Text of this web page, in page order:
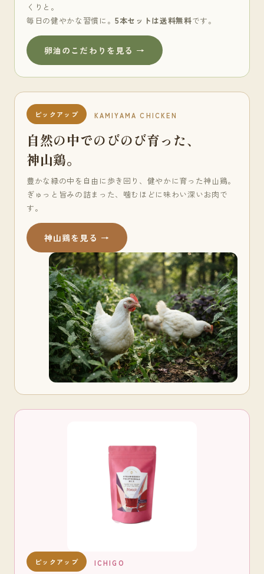
くりと。
毎日の健やかな習慣に。5本セットは送料無料です。
卵油のこだわりを見る →
ピックアップ KAMIYAMA CHICKEN
自然の中でのびのび育った、
神山鶏。
豊かな緑の中を自由に歩き回り、健やかに育った神山鶏。
ぎゅっと旨みの詰まった、噛むほどに味わい深いお肉で
す。
神山鶏を見る →
ピックアップ ICHIGO